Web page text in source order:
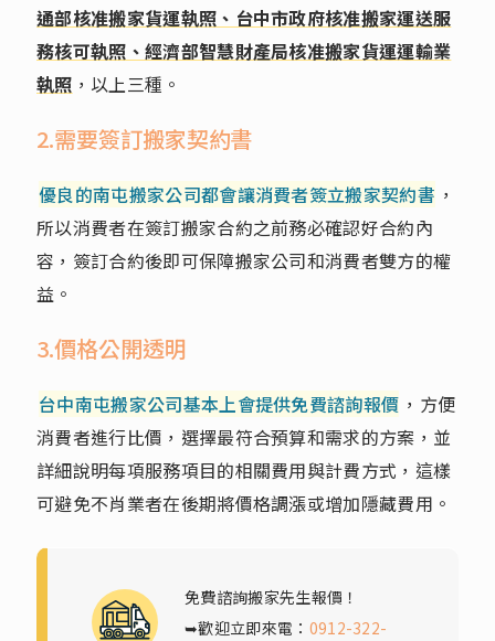
通部核准搬家貨運執照、台中市政府核准搬家運送服
務核可執照、經濟部智慧財產局核准搬家貨運運輸業
執照 ，以上三種。
2.需要簽訂搬家契約書
優良的南屯搬家公司都會讓消費者簽立搬家契約書 ，
所以消費者在簽訂搬家合約之前務必確認好合約內
容，簽訂合約後即可保障搬家公司和消費者雙方的權
益。
3.價格公開透明
台中南屯搬家公司基本上會提供免費諮詢報價 ，方便
消費者進行比價，選擇最符合預算和需求的方案，並
詳細說明每項服務項目的相關費用與計費方式，這樣
可避免不肖業者在後期將價格調漲或增加隱藏費用。
免費諮詢搬家先生報價！
➥歡迎立即來電： 0912-322-